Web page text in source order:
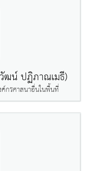
ฒน์ ปฏิภาณเมธี)
กรศาสนาอื่นในพื้นที่